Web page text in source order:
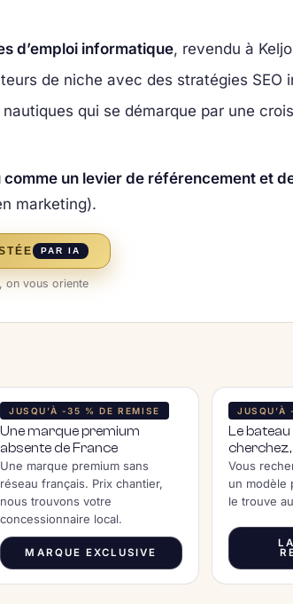
d’emploi informatique, revendu à
de niche avec des stratégies SEO
nautiques qui se démarque par une
un levier de référencement et
marketing).
PAR IA
on vous oriente
JUSQU’À -35 % DE REMISE
Une marque premium
absente de France
Une marque premium sans
réseau français. Prix chantier,
nous trouvons votre
concessionnaire local.
MARQUE EXCLUSIVE
JUSQU’À
Le
Vous
un modèle
le trouve